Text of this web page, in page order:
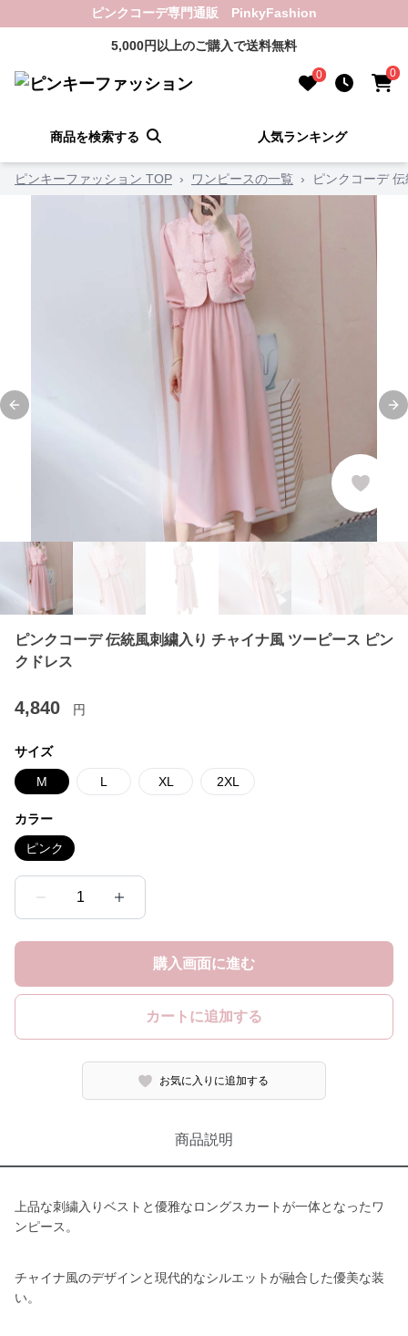
ピンクコーデ専門通販 PinkyFashion
5,000円以上のご購入で送料無料
0 0
商品を検索する 人気ランキング
ピンキーファッション TOP › ワンピースの一覧 › ピンクコーデ
Previous slide
ピンクコーデ 伝統風刺繍入り チャイナ風 ツーピース ピン
クドレス
4,840 円
サイズ
M L XL 2XL
カラー
ピンク
1
購入画面に進む
カートに追加する
お気に入りに追加する
商品説明
上品な刺繍入りベストと優雅なロングスカートが一体となったワ
ンピース。
チャイナ風のデザインと現代的なシルエットが融合した優美な装
い。